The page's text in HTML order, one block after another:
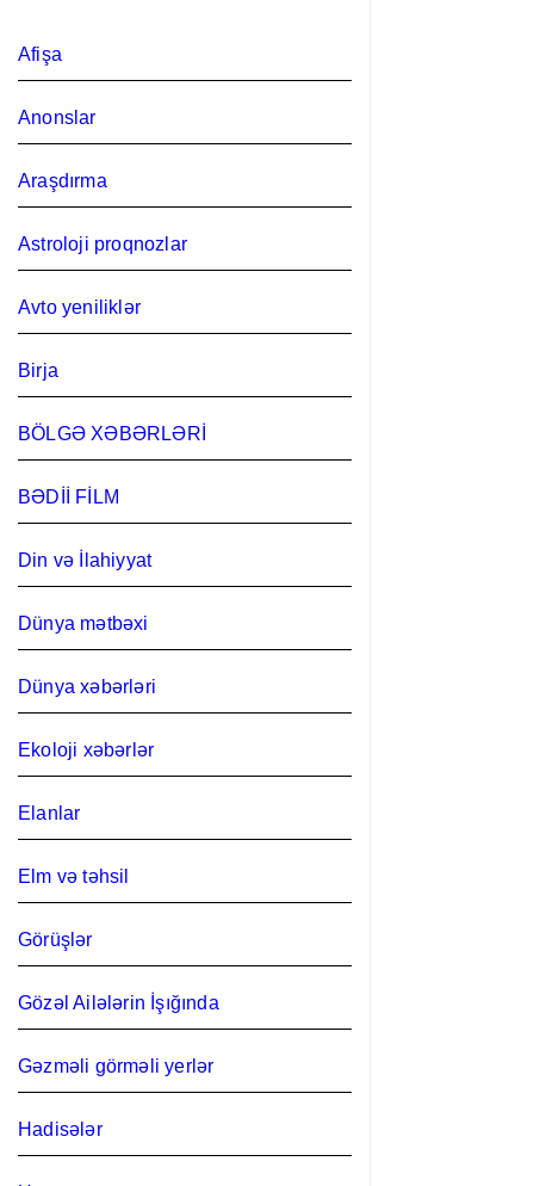
Afişa
Anonslar
Araşdırma
Astroloji proqnozlar
Avto yeniliklər
Birja
BÖLGƏ XƏBƏRLƏRİ
BƏDİİ FİLM
Din və İlahiyyat
Dünya mətbəxi
Dünya xəbərləri
Ekoloji xəbərlər
Elanlar
Elm və təhsil
Görüşlər
Gözəl Ailələrin İşığında
Gəzməli görməli yerlər
Hadisələr